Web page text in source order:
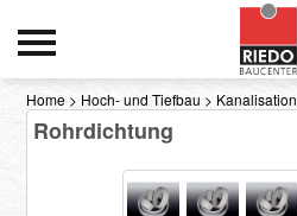
HOCH- UND TIEFBAU
INNENAUSBAU
GEBÄUDEHÜLLE
Home > Hoch- und Tiefbau >Kanalisation
Rohrdichtung